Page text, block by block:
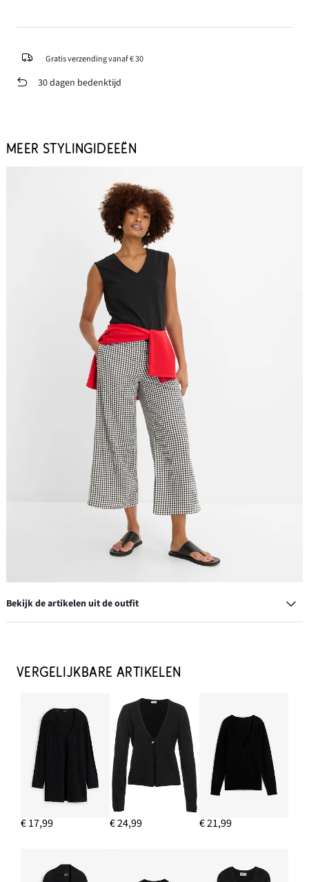
Gratis verzending vanaf € 30
30 dagen bedenktijd
MEER STYLINGIDEEËN
Bekijk de artikelen uit de outfit
€ 24,99
IN WINKELMANDJE
Oorstekers in gehamerde look
€ 12,99
IN WINKELMANDJE
Instapbroek van puur katoen
€ 27,99
€ 24,99
VERGELIJKBARE ARTIKELEN
€ 17,99 € 24,99 € 21,99